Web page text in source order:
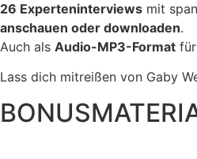
26 Experteninterviews mit
anschauen oder downloaden.
Auch als Audio-MP3-Format
Lass dich mitreißen von Gaby